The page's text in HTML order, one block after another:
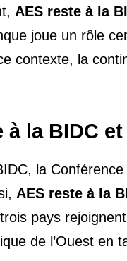
AES reste à la
joue un rôle
contexte, la
à la BIDC
la
AES reste à la
pays
de l’Ouest en